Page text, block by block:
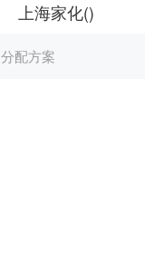
上海家化()
分配方案